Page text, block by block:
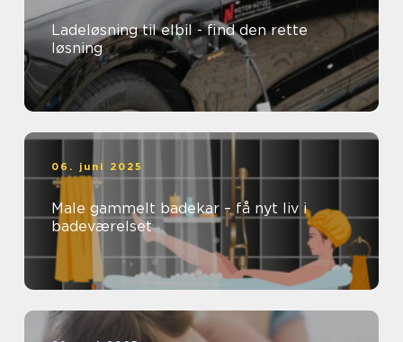
Ladeløsning til elbil - find den rette
løsning
06. juni 2025
Male gammelt badekar – få nyt liv i
badeværelset